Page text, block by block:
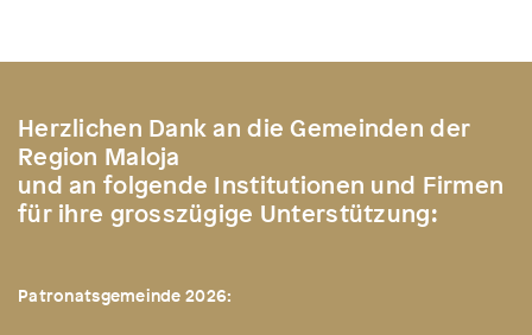
Herzlichen Dank an die Gemeinden der
Region Maloja
und an folgende Institutionen und Firmen
für ihre grosszügige Unterstützung:
Patronatsgemeinde 2026: